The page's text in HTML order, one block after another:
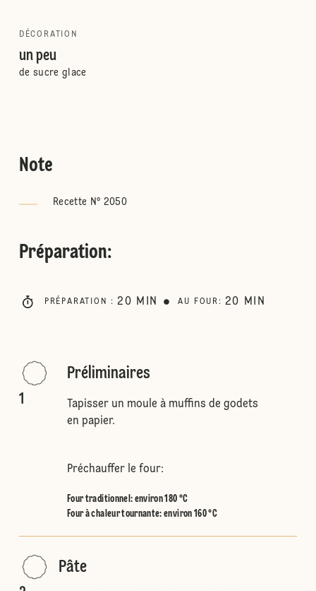
DÉCORATION
un peu
de sucre glace
Note
Recette N° 2050
Préparation:
PRÉPARATION : 20 MIN AU FOUR : 20 MIN
1
Préliminaires
Tapisser un moule à muffins de godets
en papier.
Préchauffer le four:
Four traditionnel : environ 180 °C
Four à chaleur tournante: environ 160 °C
Pâte